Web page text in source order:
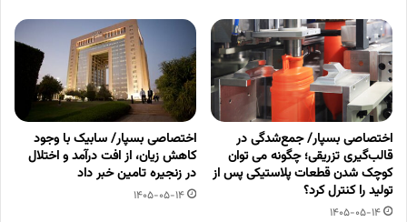
اختصاصی بسپار/ جمع‌شدگی در
قالب‌گیری تزریقی؛ چگونه می توان
کوچک شدن قطعات پلاستیکی پس از
تولید را کنترل کرد؟
1405-05-14
اختصاصی بسپار/ سابیک با وجود
کاهش زیان، از افت درآمد و اختلال
در زنجیره تامین خبر داد
1405-05-14